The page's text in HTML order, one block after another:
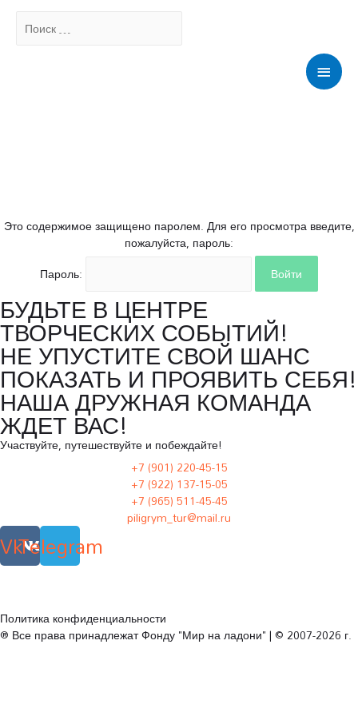
Поиск
Это содержимое защищено паролем. Для его просмотра введите,
пожалуйста, пароль:
Пароль:
БУДЬТЕ В ЦЕНТРЕ
ТВОРЧЕСКИХ СОБЫТИЙ!
НЕ УПУСТИТЕ СВОЙ ШАНС
ПОКАЗАТЬ И ПРОЯВИТЬ СЕБЯ!
НАША ДРУЖНАЯ КОМАНДА
ЖДЕТ ВАС!
Участвуйте, путешествуйте и побеждайте!
+7 (901) 220-45-15
+7 (922) 137-15-05
+7 (965) 511-45-45
piligrym_tur@mail.ru
VkTelegram
Политика конфиденциальности
® Все права принадлежат Фонду "Мир на ладони" | © 2007-2026 г.